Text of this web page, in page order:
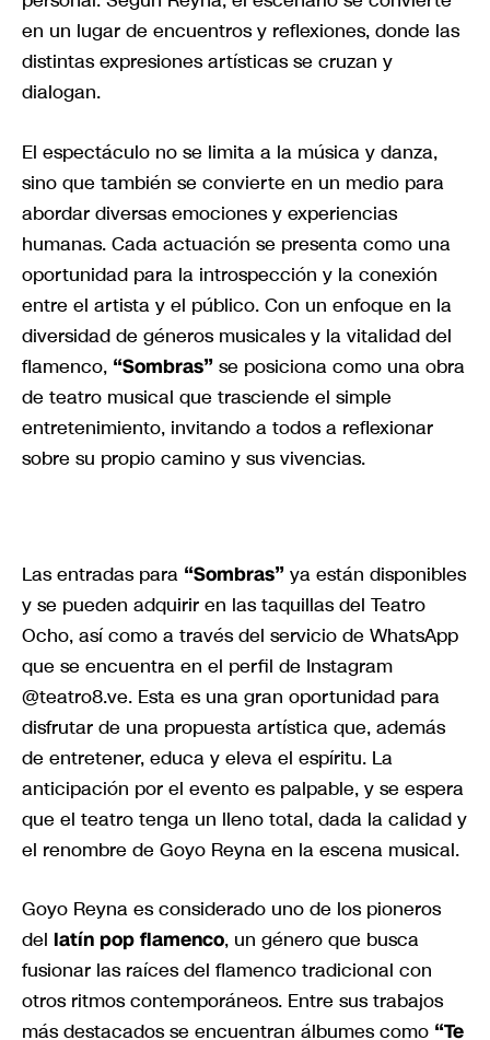
en un lugar de encuentros y reflexiones, donde las
distintas expresiones artísticas se cruzan y
dialogan.
El espectáculo no se limita a la música y danza,
sino que también se convierte en un medio para
abordar diversas emociones y experiencias
humanas. Cada actuación se presenta como una
oportunidad para la introspección y la conexión
entre el artista y el público. Con un enfoque en la
diversidad de géneros musicales y la vitalidad del
flamenco, “Sombras” se posiciona como una obra
de teatro musical que trasciende el simple
entretenimiento, invitando a todos a reflexionar
sobre su propio camino y sus vivencias.
Las entradas para “Sombras” ya están disponibles
y se pueden adquirir en las taquillas del Teatro
Ocho, así como a través del servicio de WhatsApp
que se encuentra en el perfil de Instagram
@teatro8.ve. Esta es una gran oportunidad para
disfrutar de una propuesta artística que, además
de entretener, educa y eleva el espíritu. La
anticipación por el evento es palpable, y se espera
que el teatro tenga un lleno total, dada la calidad y
el renombre de Goyo Reyna en la escena musical.
Goyo Reyna es considerado uno de los pioneros
del latín pop flamenco, un género que busca
fusionar las raíces del flamenco tradicional con
otros ritmos contemporáneos. Entre sus trabajos
más destacados se encuentran álbumes como “Te